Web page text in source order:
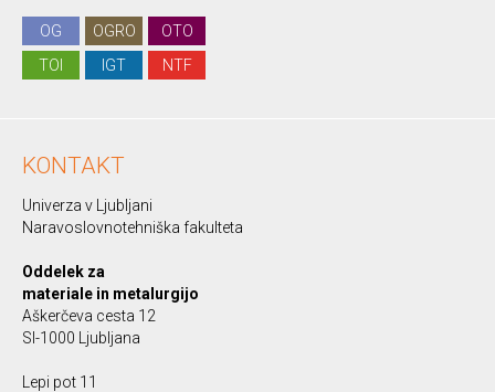
OG OGRO
OTO
TOI
IGT NTF
KONTAKT
Univerza v Ljubljani
Naravoslovnotehniška fakulteta
Oddelek za
materiale in metalurgijo
Aškerčeva cesta 12
SI-1000 Ljubljana
Lepi pot 11